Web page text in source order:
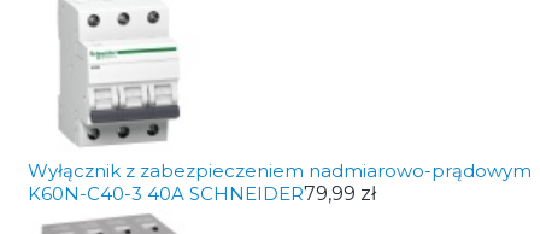
Wyłącznik z zabezpieczeniem nadmiarowo-prądowym
K60N-C40-3 40A SCHNEIDER79,99 zł